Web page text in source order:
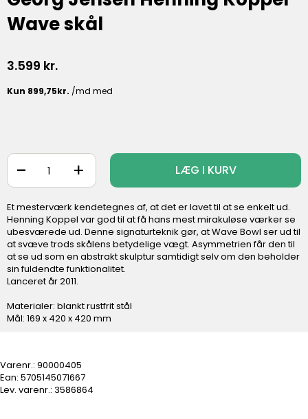
Varenr.: 90000405
Ean: 5705145071667
Lev. varenr.: 3586864
Wave skål
3.599 kr.
+
- LÆG I KURV
Et mesterværk kendetegnes af, at det er lavet til at se enkelt ud.
Henning Koppel var god til at få hans mest mirakuløse værker se
ubesværede ud. Denne signaturteknik gør, at Wave Bowl ser ud til
at svæve trods skålens betydelige vægt. Asymmetrien får den til
at se ud som en abstrakt skulptur samtidigt selv om den beholder
sin fuldendte funktionalitet.
Lanceret år 2011.
Materialer: blankt rustfrit stål
Mål: 169 x 420 x 420 mm